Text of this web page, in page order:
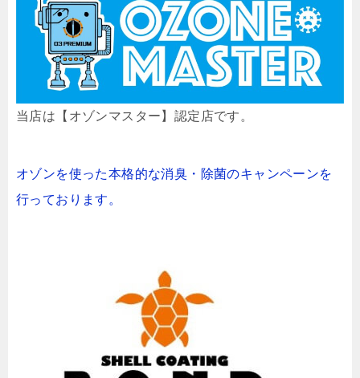
当店は【オゾンマスター】認定店です。
オゾンを使った本格的な消臭・除菌のキャンペーンを
行っております。